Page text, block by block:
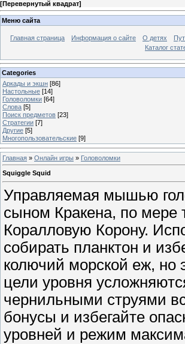
[Перевернутый квадрат]
Меню сайта
Главная страница Информация о сайте О детях
Каталог
Categories
Аркады и экшн [86]
Настольные [14]
Головоломки [64]
Слова [5]
Поиск предметов [23]
Стратегии [7]
Другие [5]
Многопользовательские [9]
Главная » Онлайн игры » Головоломки
Squiggle Squid
Управляемая мышью
сыном Кракена, по мере
Коралловую Корону.
собирать планктон и
колючий морской еж, но
цели уровня
чернильными струями
бонусы и избегайте
уровней и режим